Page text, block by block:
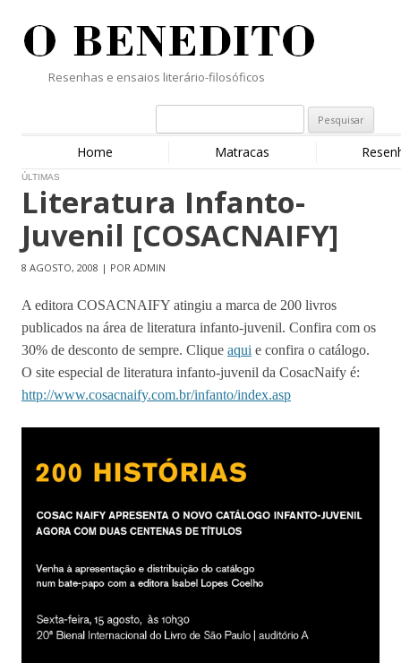
Resenhas e ensaios literário-filosóficos
Home Matracas
ÚLTIMAS
Literatura Infanto-
Juvenil [COSACNAIFY]
8 AGOSTO, 2008 | POR ADMIN
A editora COSACNAIFY atingiu a marca de 200 livros
publicados na área de literatura infanto-juvenil. Confira com os
30% de desconto de sempre. Clique aqui e confira o catálogo.
O site especial de literatura infanto-juvenil da CosacNaify é:
http://www.cosacnaify.com.br/infanto/index.asp